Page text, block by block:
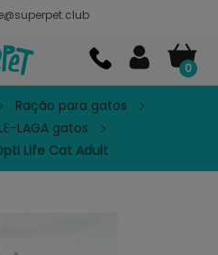
0
Ração para gatos
LAGA gatos
Life Cat Adult
mascotas
Play